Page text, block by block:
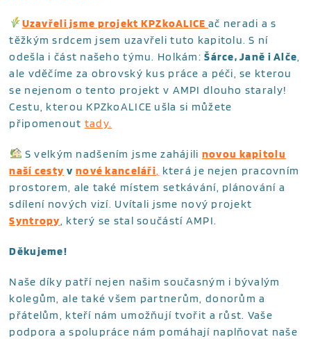
Uzavřeli jsme projekt KPZkoALICE ač neradi a s
těžkým srdcem jsem uzavřeli tuto kapitolu. S ní
odešla i část našeho týmu. Holkám:Šárce, Janě i Alče
ale vděčíme za obrovský kus práce a péči, se kterou
se nejenom o tento projekt v AMPI dlouho staraly!
Cestu, kterou KPZkoALICE ušla si můžete
připomenout tady.
S velkým nadšením jsme zahájili novou kapitolu
naší cesty v nové kanceláři která je nejen pracovním
prostorem, ale také místem setkávání, plánování a
sdílení nových vizí. Uvítali jsme nový projekt
Syntropy , který se stal součástí AMPI.
Děkujeme!
Naše díky patří nejen našim současným i bývalým
kolegům, ale také všem partnerům, donorům a
přátelům, kteří nám umožňují tvořit a růst. Vaše
podpora a spolupráce nám pomáhají naplňovat naše